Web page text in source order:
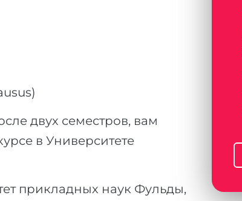
двух семестров, вам
в Университете
прикладных наук Фульды,